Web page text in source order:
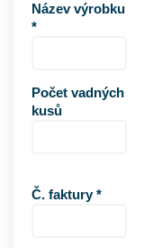
Název výrobku
*
Počet vadných
kusů
Č. faktury *